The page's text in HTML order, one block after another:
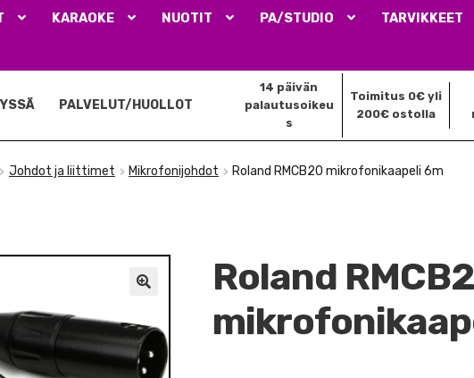
KARAOKE NUOTIT PA/STUDIO TARVIKKEET
14 päivän
palautusoikeu
s
Toimitus 0€ yli
200€ ostolla
PALVELUT/HUOLLOT
Johdot ja liittimet Mikrofonijohdot Roland RMCB20 mikrofonikaapeli 6m
Roland